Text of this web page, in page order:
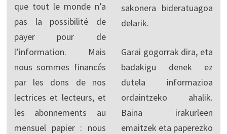
que tout le monde n’a
pas la possibilité de
payer pour de
l’information. Mais
nous sommes financés
par les dons de nos
lectrices et lecteurs, et
les abonnements au
mensuel papier : nous
sakonera bideratuagoa
delarik.
Garai gogorrak dira, eta
badakigu denek ez
dutela informazioa
ordaintzeko ahalik.
Baina irakurleen
emaitzek eta paperezko